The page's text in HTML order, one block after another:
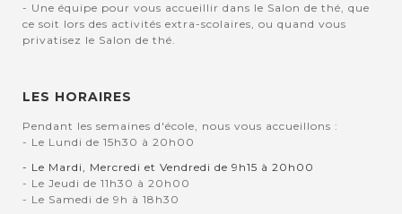
- Une équipe pour vous accueillir dans le Salon de thé, que
ce soit lors des activités extra-scolaires, ou quand vous
privatisez le Salon de thé.
LES HORAIRES
Pendant les semaines d'école, nous vous accueillons :
- Le Lundi de 15h30 à 20h00
- Le Mardi, Mercredi et Vendredi de 9h15 à 20h00
- Le Jeudi de 11h30 à 20h00
- Le Samedi de 9h à 18h30